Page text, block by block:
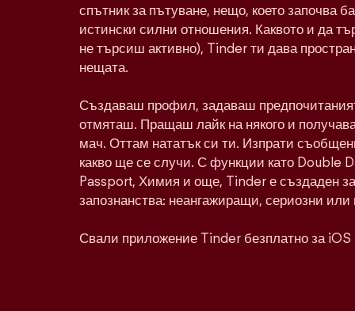
спътник за пътуване, нещо, което започва
истински силни отношения. Каквото и да
не търсиш активно), Tinder ти дава
нещата.
Създаваш профил, задаваш
отмяташ. Пращаш лайк на някого и
мач. Оттам нататък си ти. Изпрати
какво ще се случи. С функции като Double
Passport, Химия и още, Tinder е създаден
запознанства: неангажиращи, сериозни или
Свали приложение Tinder безплатно за